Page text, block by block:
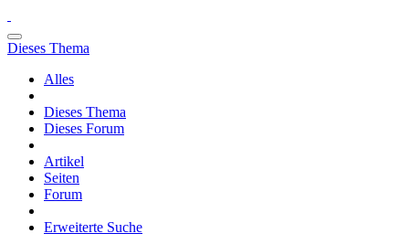
Dieses Thema
Alles
Dieses Thema
Dieses Forum
Artikel
Seiten
Forum
Erweiterte Suche